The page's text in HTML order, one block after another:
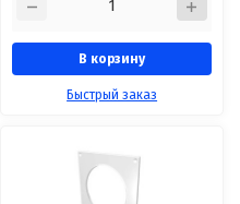
В корзину
Быстрый заказ